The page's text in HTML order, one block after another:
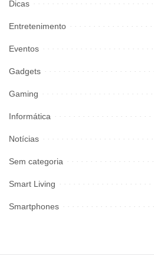
Dicas
Entretenimento
Eventos
Gadgets
Gaming
Informática
Notícias
Sem categoria
Smart Living
Smartphones